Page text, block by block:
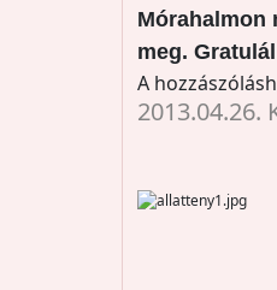
Mórahalmon
meg.
A
2013.04.26.